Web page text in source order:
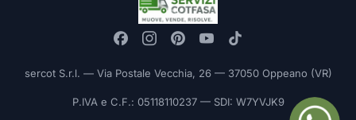
sercot S.r.l. — Via Postale Vecchia, 26 — 37050 Oppeano (VR)
P.IVA e C.F.: 05118110237 — SDI: W7YVJK9